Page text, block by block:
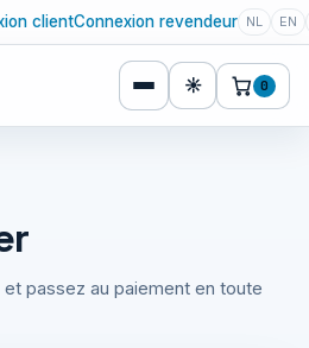
clientConnexion revendeur NL EN
☀ 0
passez au paiement en toute